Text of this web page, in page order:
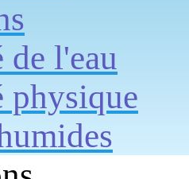
de l'eau
physique